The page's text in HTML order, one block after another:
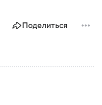
Поделиться